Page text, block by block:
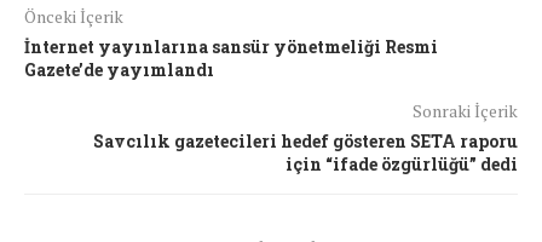
Önceki İçerik
İnternet yayınlarına sansür yönetmeliği Resmi
Gazete’de yayımlandı
Sonraki İçerik
Savcılık gazetecileri hedef gösteren SETA raporu
için “ifade özgürlüğü” dedi